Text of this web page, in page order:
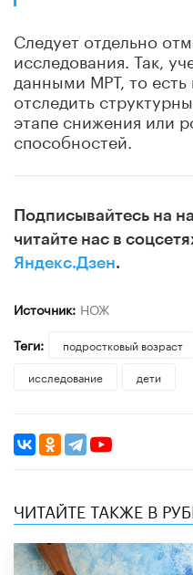
Следует отдельно
исследования. Так,
данными МРТ, то
отследить
этапе снижения или
способностей.
Подписывайтесь на
читайте нас в
Яндекс.Дзен.
Источник: НОЖ
Теги:
подростковый возраст
исследование
дети
ЧИТАЙТЕ ТАКЖЕ В